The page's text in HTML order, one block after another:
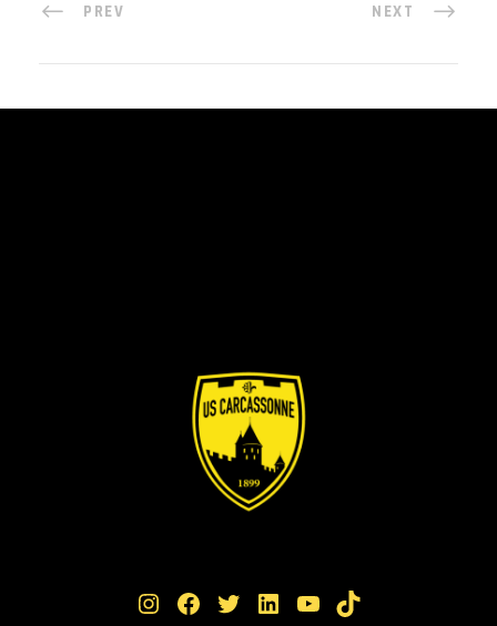
PREV NEXT
Instagram Facebook Twitter LinkedIn YouTube TikTok